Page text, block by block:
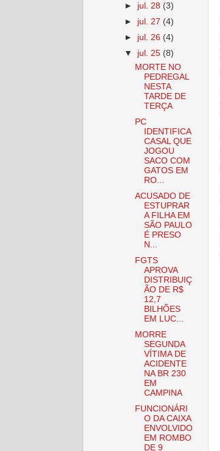
► jul. 28 (3)
► jul. 27 (4)
► jul. 26 (4)
▼ jul. 25 (8)
MORTE NO
PEDREGAL
NESTA
TARDE DE
TERÇA
PC
IDENTIFICA
CASAL QUE
JOGOU
SACO COM
GATOS EM
RO...
ACUSADO DE
ESTUPRAR
A FILHA EM
SÃO PAULO
É PRESO
N...
FGTS
APROVA
DISTRIBUIÇ
ÃO DE R$
12,7
BILHÕES
EM LUC...
MORRE
SEGUNDA
VÍTIMA DE
ACIDENTE
NA BR 230
EM
CAMPINA
FUNCIONÁRI
O DA CAIXA
ENVOLVIDO
EM ROMBO
DE 9